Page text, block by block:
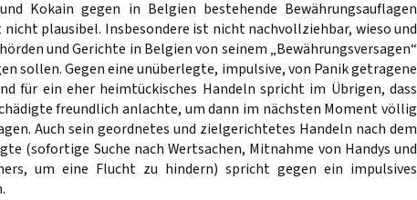
Kokain gegen in Belgien bestehende Bewährungsauflagen
plausibel. Insbesondere ist nicht nachvollziehbar, wieso und
und Gerichte in Belgien von seinem „Bewährungsversagen“
sollen. Gegen eine unüberlegte, impulsive, von Panik getragene
für ein eher heimtückisches Handeln spricht im Übrigen, dass
freundlich anlachte, um dann im nächsten Moment völlig
Auch sein geordnetes und zielgerichtetes Handeln nach dem
(sofortige Suche nach Wertsachen, Mitnahme von Handys und
um eine Flucht zu hindern) spricht gegen ein impulsives